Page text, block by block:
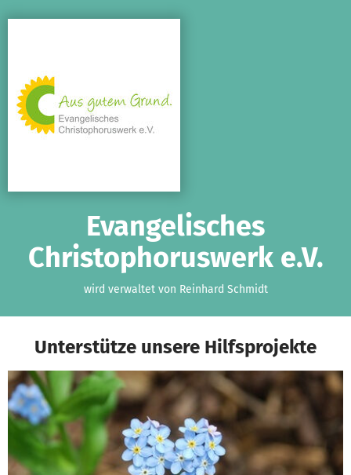
Evangelisches
Christophoruswerk e.V.
wird verwaltet von Reinhard Schmidt
Unterstütze unsere Hilfsprojekte